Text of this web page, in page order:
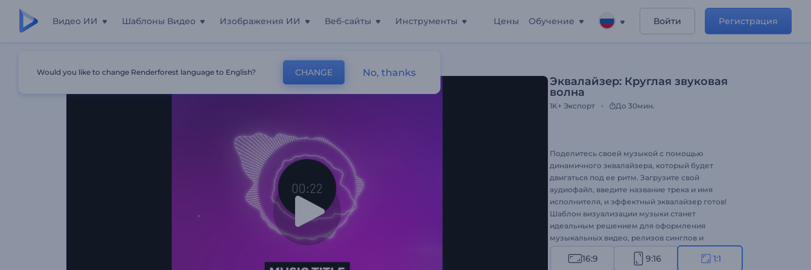
Видео ИИ Шаблоны Видео Изображения ИИ Веб-сайты Инструменты Цены Обучение Войти Регистрация
Эквалайзер: Круглая Звуковая Волна
Эквалайзер: Круглая звуковая
волна
1K+ Экспорт До 30мин.
Поделитесь своей музыкой с помощью
динамичного эквалайзера, который будет
двигаться под ее ритм. Загрузите свой
аудиофайл, введите название трека и имя
исполнителя, и эффектный эквалайзер готов!
Шаблон визуализации музыки станет
идеальным решением для оформления
музыкальных видео, релизов синглов и
альбомов, тизеров песен и многого другого.
Создайте свою визуализацию!
16:9 9:16 1:1
Would you like to change Renderforest language to English? CHANGE No, thanks